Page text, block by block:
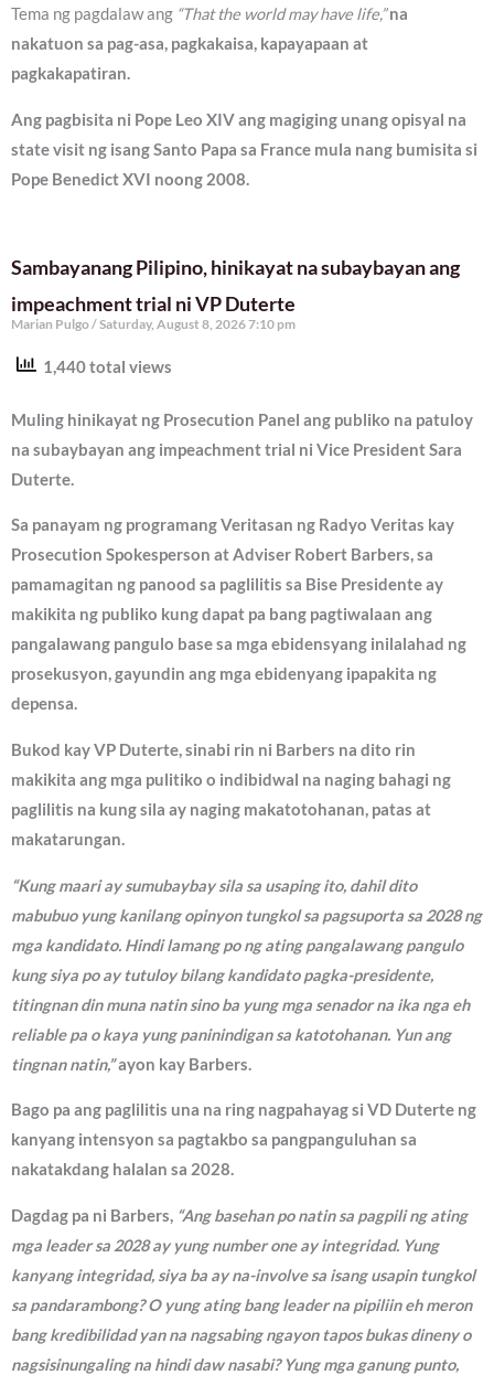
Tema ng pagdalaw ang “That the world may have life,”na
nakatuon sa pag-asa, pagkakaisa, kapayapaan at
pagkakapatiran.
Ang pagbisita ni Pope Leo XIV ang magiging unang opisyal na
state visit ng isang Santo Papa sa France mula nang bumisita si
Pope Benedict XVI noong 2008.
Sambayanang Pilipino, hinikayat na subaybayan ang
impeachment trial ni VP Duterte
Marian Pulgo Saturday, August 8, 2026 7:10 pm
1,440 total views
Muling hinikayat ng Prosecution Panel ang publiko na patuloy
na subaybayan ang impeachment trial ni Vice President Sara
Duterte.
Sa panayam ng programang Veritasan ng Radyo Veritas kay
Prosecution Spokesperson at Adviser Robert Barbers, sa
pamamagitan ng panood sa paglilitis sa Bise Presidente ay
makikita ng publiko kung dapat pa bang pagtiwalaan ang
pangalawang pangulo base sa mga ebidensyang inilalahad ng
prosekusyon, gayundin ang mga ebidenyang ipapakita ng
depensa.
Bukod kay VP Duterte, sinabi rin ni Barbers na dito rin
makikita ang mga pulitiko o indibidwal na naging bahagi ng
paglilitis na kung sila ay naging makatotohanan, patas at
makatarungan.
“Kung maari ay sumubaybay sila sa usaping ito, dahil dito
mabubuo yung kanilang opinyon tungkol sa pagsuporta sa 2028 ng
mga kandidato. Hindi lamang po ng ating pangalawang pangulo
kung siya po ay tutuloy bilang kandidato pagka-presidente,
titingnan din muna natin sino ba yung mga senador na ika nga eh
reliable pa o kaya yung paninindigan sa katotohanan. Yun ang
tingnan natin,”ayon kay Barbers.
Bago pa ang paglilitis una na ring nagpahayag si VD Duterte ng
kanyang intensyon sa pagtakbo sa pangpanguluhan sa
nakatakdang halalan sa 2028.
Dagdag pa ni Barbers, “Ang basehan po natin sa pagpili ng ating
mga leader sa 2028 ay yung number one ay integridad. Yung
kanyang integridad, siya ba ay na-involve sa isang usapin tungkol
sa pandarambong? O yung ating bang leader na pipiliin eh meron
bang kredibilidad yan na nagsabing ngayon tapos bukas dineny o
nagsisinungaling na hindi daw nasabi? Yung mga ganung punto,